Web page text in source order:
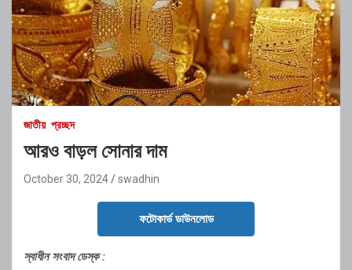
জাতীয় প্রচ্ছদ
আরও বাড়ল সোনার দাম
October 30, 2024 swadhin
ফটোকার্ড ডাউনলোড
স্বাধীন সংবাদ ডেস্ক :